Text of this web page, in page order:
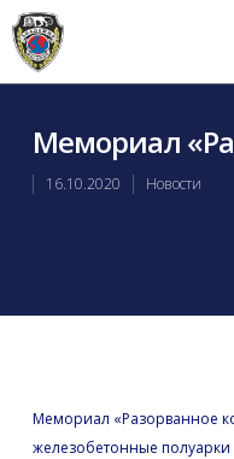
Мемориал
16.10.2020 Новости
Мемориал «Разорванное
железобетонные